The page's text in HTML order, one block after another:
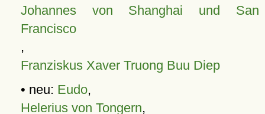
Johannes von Shanghai und San
Francisco
,
Franziskus Xaver Truong Buu Diep
• neu: Eudo,
Helerius von Tongern,